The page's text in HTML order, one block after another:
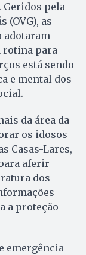
pela
(OVG), as
adotaram
rotina para
está sendo
e mental dos
da área da
os idosos
Casas-Lares,
aferir
dos
a proteção
emergência